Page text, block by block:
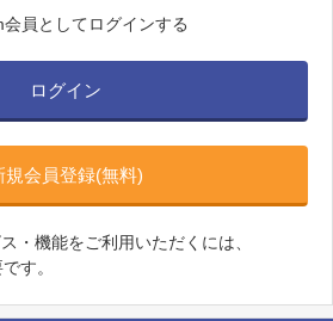
員としてログインする
ログイン
規会員登録(無料)
・機能をご利用いただくには、
す。